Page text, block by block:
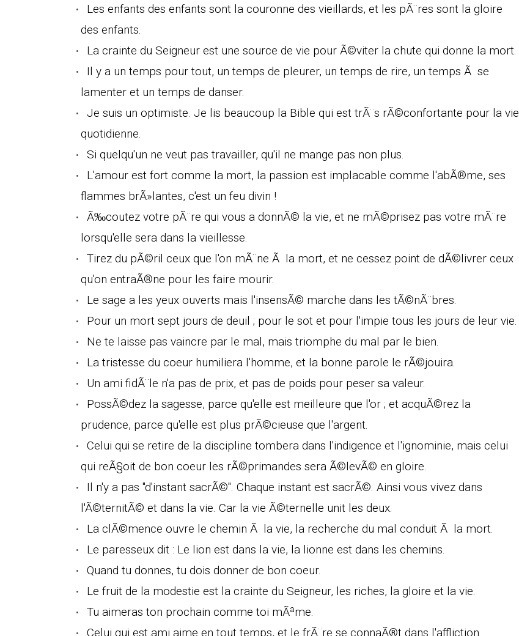
Les enfants des enfants sont la couronne des vieillards, et les pÃ¨res sont la gloire
des enfants.
La crainte du Seigneur est une source de vie pour Ã©viter la chute qui donne la mort.
Il y a un temps pour tout, un temps de pleurer, un temps de rire, un temps Ã se
lamenter et un temps de danser.
Je suis un optimiste. Je lis beaucoup la Bible qui est trÃ¨s rÃ©confortante pour la vie
quotidienne.
Si quelqu'un ne veut pas travailler, qu'il ne mange pas non plus.
L'amour est fort comme la mort, la passion est implacable comme l'abÃ®me, ses
flammes brÃ»lantes, c'est un feu divin !
Ã‰coutez votre pÃ¨re qui vous a donnÃ© la vie, et ne mÃ©prisez pas votre mÃ¨re
lorsqu'elle sera dans la vieillesse.
Tirez du pÃ©ril ceux que l'on mÃ¨ne Ã la mort, et ne cessez point de dÃ©livrer ceux
qu'on entraÃ®ne pour les faire mourir.
Le sage a les yeux ouverts mais l'insensÃ© marche dans les tÃ©nÃ¨bres.
Pour un mort sept jours de deuil ; pour le sot et pour l'impie tous les jours de leur vie.
Ne te laisse pas vaincre par le mal, mais triomphe du mal par le bien.
La tristesse du coeur humiliera l'homme, et la bonne parole le rÃ©jouira.
Un ami fidÃ¨le n'a pas de prix, et pas de poids pour peser sa valeur.
PossÃ©dez la sagesse, parce qu'elle est meilleure que l'or ; et acquÃ©rez la
prudence, parce qu'elle est plus prÃ©cieuse que l'argent.
Celui qui se retire de la discipline tombera dans l'indigence et l'ignominie, mais celui
qui reÃ§oit de bon coeur les rÃ©primandes sera Ã©levÃ© en gloire.
Il n'y a pas "d'instant sacrÃ©". Chaque instant est sacrÃ©. Ainsi vous vivez dans
l'Ã©ternitÃ© et dans la vie. Car la vie Ã©ternelle unit les deux.
La clÃ©mence ouvre le chemin Ã la vie, la recherche du mal conduit Ã la mort.
Le paresseux dit : Le lion est dans la vie, la lionne est dans les chemins.
Quand tu donnes, tu dois donner de bon coeur.
Le fruit de la modestie est la crainte du Seigneur, les riches, la gloire et la vie.
Tu aimeras ton prochain comme toi mÃªme.
Celui qui est ami aime en tout temps, et le frÃ¨re se connaÃ®t dans l'affliction.